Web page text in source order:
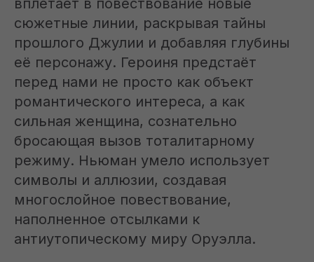
вплетает в повествование новые
сюжетные линии, раскрывая тайны
прошлого Джулии и добавляя глубины
её персонажу. Героиня предстаёт
перед нами не просто как объект
романтического интереса, а как
сильная женщина, сознательно
бросающая вызов тоталитарному
режиму. Ньюман умело использует
символы и аллюзии, создавая
многослойное повествование,
наполненное отсылками к
антиутопическому миру Оруэлла.